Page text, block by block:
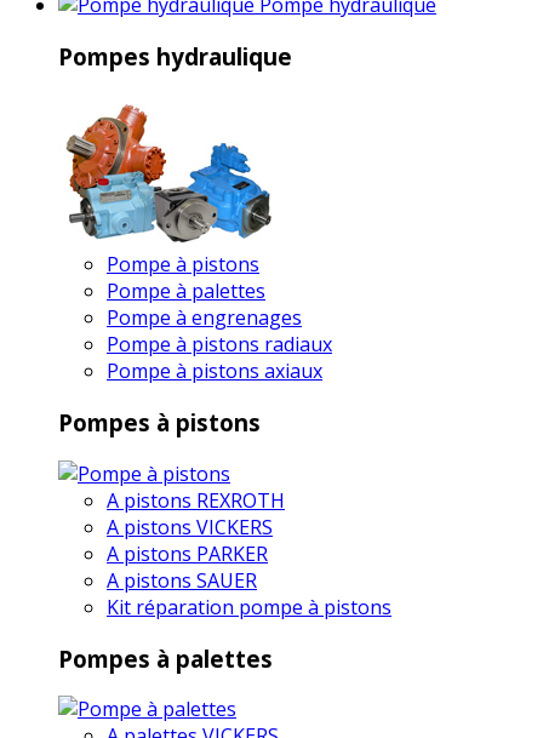
Pompes hydraulique
Pompe à pistons
Pompe à palettes
Pompe à engrenages
Pompe à pistons radiaux
Pompe à pistons axiaux
Pompes à pistons
A pistons REXROTH
A pistons VICKERS
A pistons PARKER
A pistons SAUER
Kit réparation pompe à pistons
Pompes à palettes